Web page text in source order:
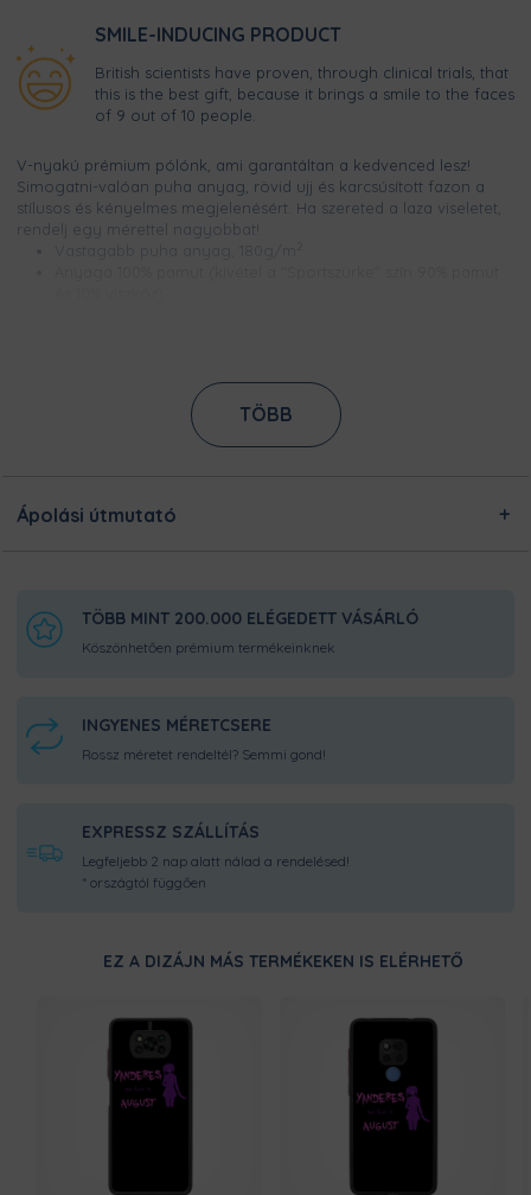
SMILE-INDUCING PRODUCT
British scientists have proven, through clinical trials, that
this is the best gift, because it brings a smile to the faces
of 9 out of 10 people.
V-nyakú prémium pólónk, ami garantáltan a kedvenced lesz!
Simogatni-valóan puha anyag, rövid ujj és karcsúsított fazon a
stílusos és kényelmes megjelenésért. Ha szereted a laza viseletet,
rendelj egy mérettel nagyobbat!
élénk színű, szellőzik és évekig garantáltan kopásmentes
Nem nyúlik és nem zsugorodik
Ezt a terméket a kínálatunkban megtalálható designokból
azon dolgoznak, hogy minél gyorsabban elkészüljenek a
rendeléseddel, és még frissen és ropogósan, kerüljön
TÖBB
Ápolási útmutató
TÖBB MINT 200.000 ELÉGEDETT VÁSÁRLÓ
Köszönhetően prémium termékeinknek
INGYENES MÉRETCSERE
Rossz méretet rendeltél? Semmi gond!
EXPRESSZ SZÁLLÍTÁS
Legfeljebb 2 nap alatt nálad a rendelésed!
* országtól függően
EZ A DIZÁJN MÁS TERMÉKEKEN IS ELÉRHETŐ